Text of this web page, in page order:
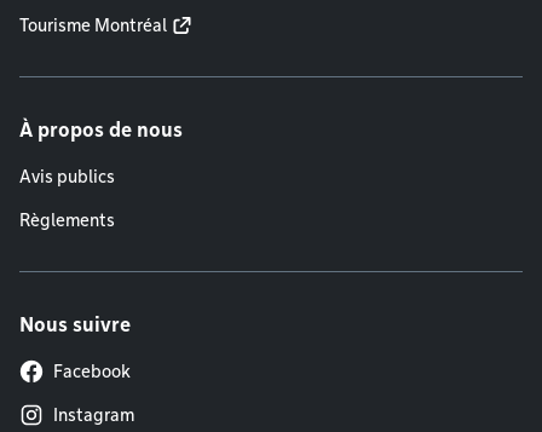
Tourisme Montréal
À propos de nous
Avis publics
Règlements
Nous suivre
Facebook
Instagram